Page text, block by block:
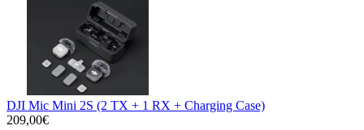
DJI Mic Mini 2S (2 TX + 1 RX + Charging Case)
209,00€